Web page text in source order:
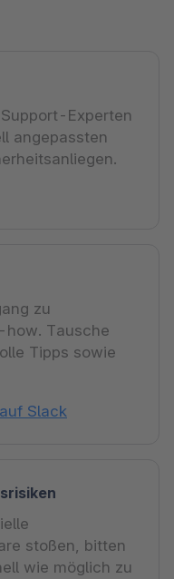
Experten
angepassten
zu
how. Tausche
Tipps sowie
Slack
stoßen, bitten
wie möglich zu